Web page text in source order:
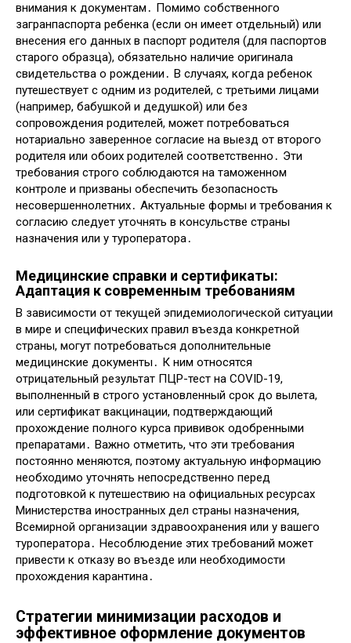
внимания к документам․ Помимо собственного
загранпаспорта ребенка (если он имеет отдельный) или
внесения его данных в паспорт родителя (для паспортов
старого образца), обязательно наличие оригинала
свидетельства о рождении․ В случаях, когда ребенок
путешествует с одним из родителей, с третьими лицами
(например, бабушкой и дедушкой) или без
сопровождения родителей, может потребоваться
нотариально заверенное согласие на выезд от второго
родителя или обоих родителей соответственно․ Эти
требования строго соблюдаются на таможенном
контроле и призваны обеспечить безопасность
несовершеннолетних․ Актуальные формы и требования к
согласию следует уточнять в консульстве страны
назначения или у туроператора․
Медицинские справки и сертификаты:
Адаптация к современным требованиям
В зависимости от текущей эпидемиологической ситуации
в мире и специфических правил въезда конкретной
страны, могут потребоваться дополнительные
медицинские документы․ К ним относятся
отрицательный результат ПЦР-тест на COVID-19,
выполненный в строго установленный срок до вылета,
или сертификат вакцинации, подтверждающий
прохождение полного курса прививок одобренными
препаратами․ Важно отметить, что эти требования
постоянно меняются, поэтому актуальную информацию
необходимо уточнять непосредственно перед
подготовкой к путешествию на официальных ресурсах
Министерства иностранных дел страны назначения,
Всемирной организации здравоохранения или у вашего
туроператора․ Несоблюдение этих требований может
привести к отказу во въезде или необходимости
прохождения карантина․
Стратегии минимизации расходов и
эффективное оформление документов